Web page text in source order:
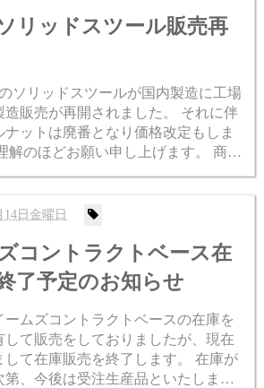
リッドスツール販売再
ソリッドスツールが国内製造に工場
造販売が再開されました。 それに伴
ナットは廃番となり価格改定もしま
解のほどお願い申し上げます。 商品
www.casestudynagoya.jp/SHOP/riki
14日金曜日
コントラクトベース在
了予定のお知らせ
ームズコントラクトベースの在庫を
して販売をしておりましたが、現在
して在庫販売を終了します。 在庫が
第、今後は受注生産品といたします